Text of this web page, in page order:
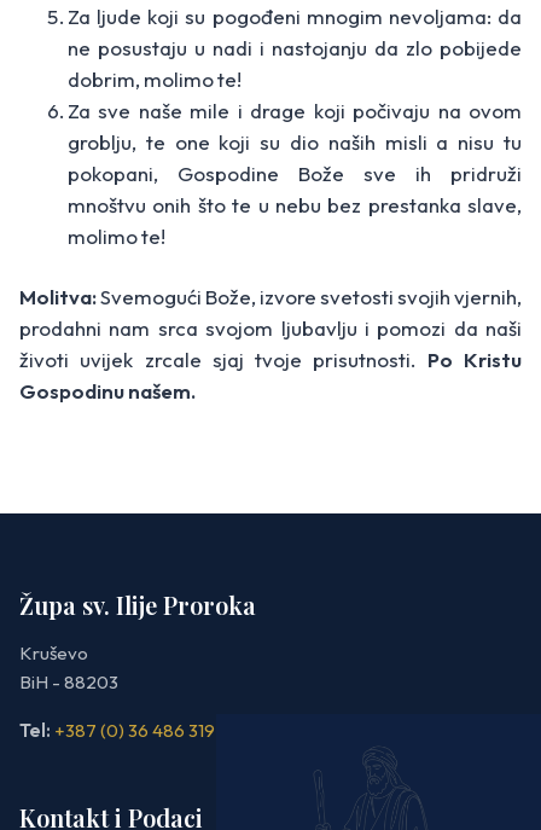
Za ljude koji su pogođeni mnogim nevoljama: da
ne posustaju u nadi i nastojanju da zlo pobijede
dobrim, molimo te!
Za sve naše mile i drage koji počivaju na ovom
groblju, te one koji su dio naših misli a nisu tu
pokopani, Gospodine Bože sve ih pridruži
mnoštvu onih što te u nebu bez prestanka slave,
molimo te!
Molitva:Svemogući Bože, izvore svetosti svojih vjernih,
prodahni nam srca svojom ljubavlju i pomozi da naši
životi uvijek zrcale sjaj tvoje prisutnosti. Po Kristu
Gospodinu našem.
Župa sv. Ilije Proroka
Kruševo
BiH - 88203
Tel: +387 (0) 36 486 319
Kontakt i Podaci